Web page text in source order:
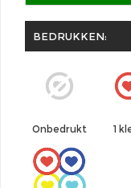
BEDRUKKEN:
Onbedrukt 1